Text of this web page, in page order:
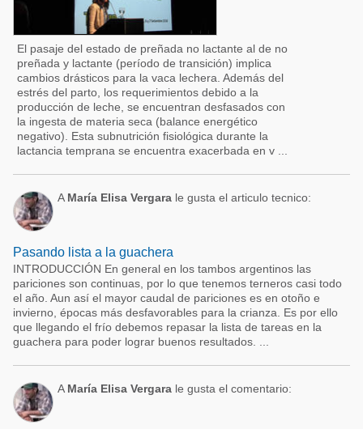
El pasaje del estado de preñada no lactante al de no
preñada y lactante (período de transición) implica
cambios drásticos para la vaca lechera. Además del
estrés del parto, los requerimientos debido a la
producción de leche, se encuentran desfasados con
la ingesta de materia seca (balance energético
negativo). Esta subnutrición fisiológica durante la
lactancia temprana se encuentra exacerbada en v ...
A María Elisa Vergara le gusta el articulo tecnico:
Pasando lista a la guachera
INTRODUCCIÓN En general en los tambos argentinos las
pariciones son continuas, por lo que tenemos terneros casi todo
el año. Aun así el mayor caudal de pariciones es en otoño e
invierno, épocas más desfavorables para la crianza. Es por ello
que llegando el frío debemos repasar la lista de tareas en la
guachera para poder lograr buenos resultados. ...
A María Elisa Vergara le gusta el comentario: